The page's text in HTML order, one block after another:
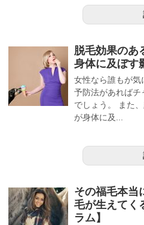
脱毛効果のあ
身体に及ぼす
女性なら誰もが気
予防法があればチ
でしょう。 また
が身体に及...
その福毛本当
毛が生えてく
ラム】